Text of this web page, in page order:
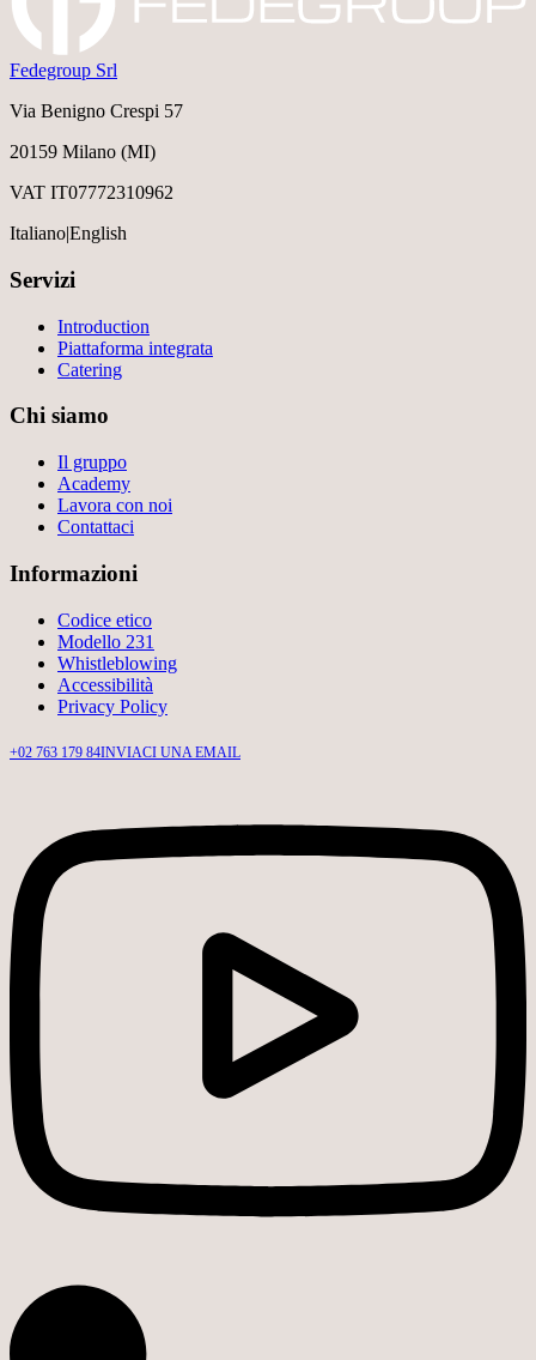
Fedegroup Srl
Via Benigno Crespi 57
20159 Milano (MI)
VAT IT07772310962
Italiano|English
Servizi
Introduction
Piattaforma integrata
Catering
Chi siamo
Il gruppo
Academy
Lavora con noi
Contattaci
Informazioni
Codice etico
Modello 231
Whistleblowing
Accessibilità
Privacy Policy
+02 763 179 84INVIACI UNA EMAIL